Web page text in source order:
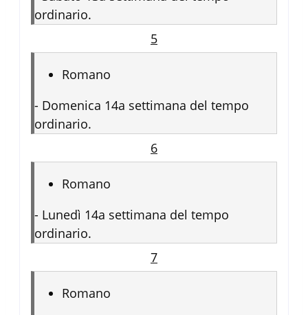
ordinario.
5
Romano
- Domenica 14a settimana del tempo
ordinario.
6
Romano
- Lunedì 14a settimana del tempo
ordinario.
7
Romano